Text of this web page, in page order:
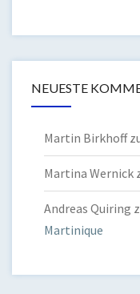
NEUESTE
Martin Birkhoff
Martina Wernick
Andreas Quiring
Martinique